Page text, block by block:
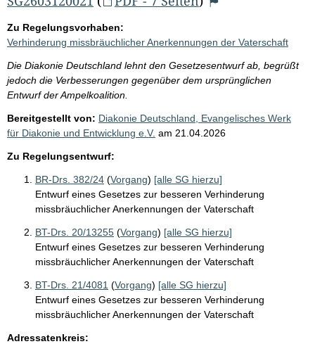
Zu Regelungsvorhaben:
Verhinderung missbräuchlicher Anerkennungen der Vaterschaft
Die Diakonie Deutschland lehnt den Gesetzesentwurf ab, begrüßt
jedoch die Verbesserungen gegenüber dem ursprünglichen
Entwurf der Ampelkoalition.
Bereitgestellt von: Diakonie Deutschland, Evangelisches Werk
für Diakonie und Entwicklung e.V. am 21.04.2026
Zu Regelungsentwurf:
BR-Drs. 382/24 (Vorgang) [alle SG hierzu]
Entwurf eines Gesetzes zur besseren Verhinderung
missbräuchlicher Anerkennungen der Vaterschaft
BT-Drs. 20/13255 (Vorgang) [alle SG hierzu]
Entwurf eines Gesetzes zur besseren Verhinderung
missbräuchlicher Anerkennungen der Vaterschaft
BT-Drs. 21/4081 (Vorgang) [alle SG hierzu]
Entwurf eines Gesetzes zur besseren Verhinderung
missbräuchlicher Anerkennungen der Vaterschaft
Adressatenkreis: